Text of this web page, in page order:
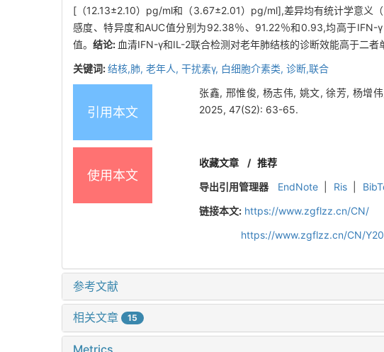
[（12.13±2.10）pg/ml和（3.67±2.01）pg/ml],差异均有统计学意义（
感度、特异度和AUC值分别为92.38％、91.22％和0.93,均高于
值。 结论: 血清IFN-γ和IL-2联合检测对老年肺结核的诊断效能高于二者
关键词:结核,肺, 老年人, 干扰素γ, 白细胞介素类, 诊断,联合
引用本文
张鑫, 邢惟俊, 杨志伟, 姚文, 徐芳, 杨增
2025, 47(S2): 63-65.
使用本文
收藏文章 / 推荐
导出引用管理器
EndNote Ris
链接本文: https://www.zgflzz.cn/CN/
https://www.zgflzz.cn/CN/
参考文献
相关文章 15